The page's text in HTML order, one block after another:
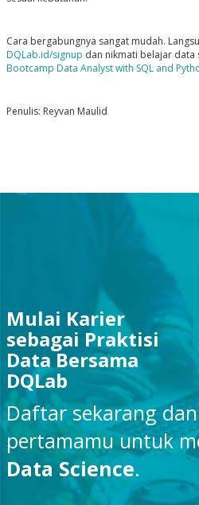
Cara bergabungnya sangat mudah.
DQLab.id/signup dan nikmati belajar data
Bootcamp Data Analyst with SQL and
Penulis: Reyvan Maulid
Mulai Karier
sebagai Praktisi
Data Bersama
DQLab
Daftar sekarang
pertamamu untuk
Data Science.